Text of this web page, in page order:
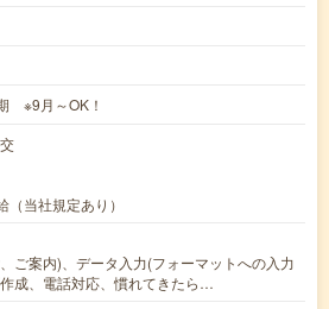
※9月～OK！
（当社規定あり）
ご案内)、データ入力(フォーマットへの入力
成、電話対応、慣れてきたら…